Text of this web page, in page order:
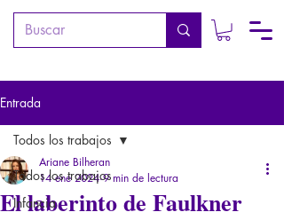
Entrada
Todos los trabajos
Infancia
Todos los trabajos
El laberinto de Faulkner
Ariane Bilheran
14 ene 2024 9 min de lectura